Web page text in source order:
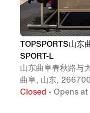
TOPSPORTS山东
SPORT-L
山东曲阜春秋路与
曲阜, 山东,
Closed • Opens at